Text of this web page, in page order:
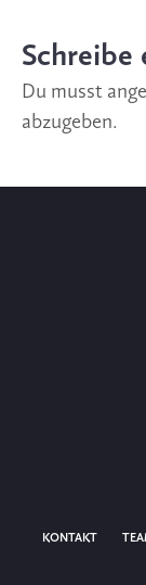
Schreibe
Du musst
abzugeben.
KONTAKT